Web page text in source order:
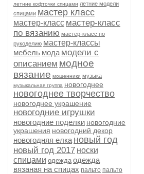
летние кофточки спицами летние модели
спицами мастер класс
мастер-класс мастер-класс
по вязанию мастер-класс по
рукоделию мастер-классы
мебель мода модели с
описанием модное
вязание мошенники музыка
музыкальная группа новогоднее
новогоднее творчество
новогоднее украшение
новогодние игрушки
новогодние поделки новогодние
украшения новогодний декор
новогодняя елка новый год
новый год 2017 носки
спицами одежда одежда
вязаная на спицах пальто пальто